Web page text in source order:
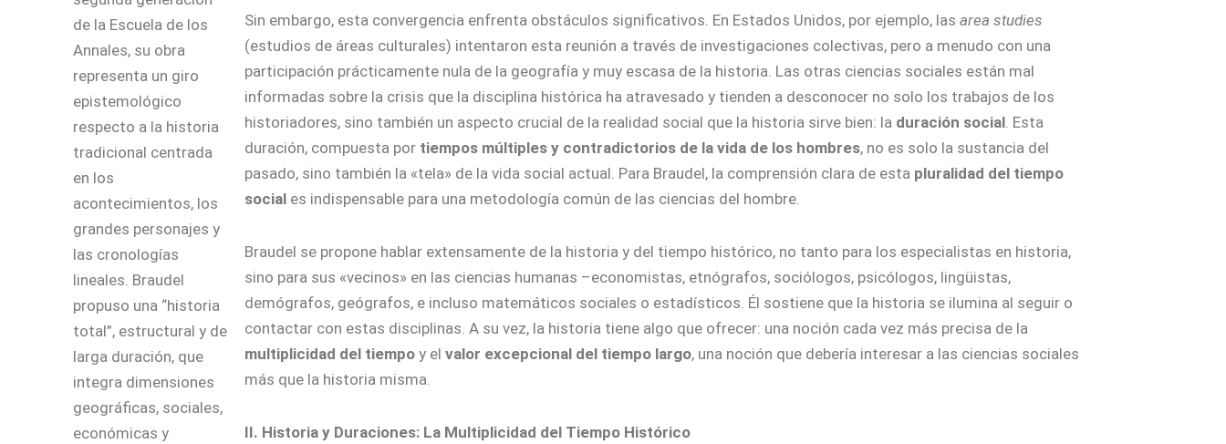
de la Escuela de los
Annales, su obra
representa un giro
epistemológico
respecto a la historia
tradicional centrada
en los
acontecimientos, los
grandes personajes y
las cronologías
lineales. Braudel
propuso una “historia
total”, estructural y de
larga duración, que
integra dimensiones
geográficas, sociales,
económicas y
Sin embargo, esta convergencia enfrenta obstáculos significativos. En Estados Unidos, por ejemplo, lasarea studies
(estudios de áreas culturales) intentaron esta reunión a través de investigaciones colectivas, pero a menudo con una
participación prácticamente nula de la geografía y muy escasa de la historia. Las otras ciencias sociales están mal
informadas sobre la crisis que la disciplina histórica ha atravesado y tienden a desconocer no solo los trabajos de los
historiadores, sino también un aspecto crucial de la realidad social que la historia sirve bien: la duración social. Esta
duración, compuesta por tiempos múltiples y contradictorios de la vida de los hombres, no es solo la sustancia del
pasado, sino también la «tela» de la vida social actual. Para Braudel, la comprensión clara de esta pluralidad del tiempo
social es indispensable para una metodología común de las ciencias del hombre.
Braudel se propone hablar extensamente de la historia y del tiempo histórico, no tanto para los especialistas en historia,
sino para sus «vecinos» en las ciencias humanas –economistas, etnógrafos, sociólogos, psicólogos, lingüistas,
demógrafos, geógrafos, e incluso matemáticos sociales o estadísticos. Él sostiene que la historia se ilumina al seguir o
contactar con estas disciplinas. A su vez, la historia tiene algo que ofrecer: una noción cada vez más precisa de la
multiplicidad del tiempo y elvalor excepcional del tiempo largo, una noción que debería interesar a las ciencias sociales
más que la historia misma.
II. Historia y Duraciones: La Multiplicidad del Tiempo Histórico